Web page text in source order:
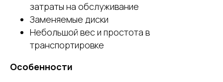
затраты на обслуживание
Заменяемые диски
Небольшой вес и простота в
транспортировке
Особенности